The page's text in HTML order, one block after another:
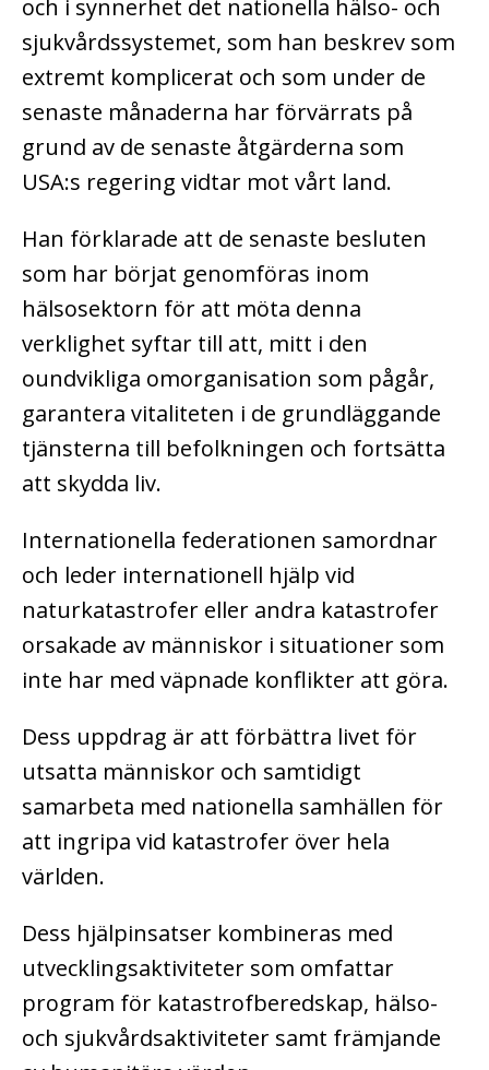
och i synnerhet det nationella hälso- och
sjukvårdssystemet, som han beskrev som
extremt komplicerat och som under de
senaste månaderna har förvärrats på
grund av de senaste åtgärderna som
USA:s regering vidtar mot vårt land.
Han förklarade att de senaste besluten
som har börjat genomföras inom
hälsosektorn för att möta denna
verklighet syftar till att, mitt i den
oundvikliga omorganisation som pågår,
garantera vitaliteten i de grundläggande
tjänsterna till befolkningen och fortsätta
att skydda liv.
Internationella federationen samordnar
och leder internationell hjälp vid
naturkatastrofer eller andra katastrofer
orsakade av människor i situationer som
inte har med väpnade konflikter att göra.
Dess uppdrag är att förbättra livet för
utsatta människor och samtidigt
samarbeta med nationella samhällen för
att ingripa vid katastrofer över hela
världen.
Dess hjälpinsatser kombineras med
utvecklingsaktiviteter som omfattar
program för katastrofberedskap, hälso-
och sjukvårdsaktiviteter samt främjande